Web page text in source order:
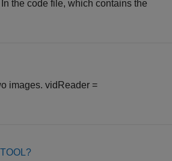
the code file, which contains the
images. vidReader =